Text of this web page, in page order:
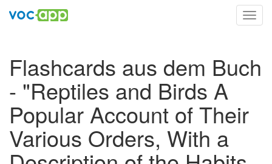
Flashcards aus dem Buch
- "Reptiles and Birds A
Popular Account of Their
Various Orders, With a